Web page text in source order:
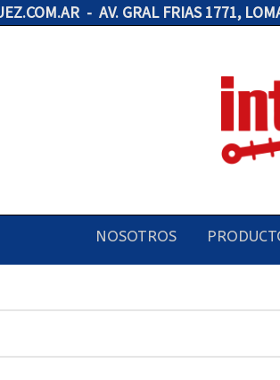
- AV. GRAL FRIAS 1771,
NOSOTROS